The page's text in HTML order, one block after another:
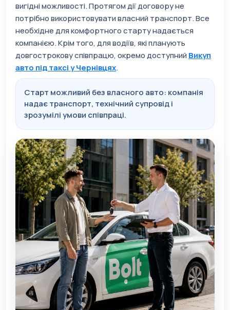
вигідні можливості. Протягом дії договору не
потрібно використовувати власний транспорт. Все
необхідне для комфортного старту надається
компанією. Крім того, для водіїв, які планують
довгострокову співпрацю, окремо доступний Викуп
авто під таксі у Чернівцях.
Старт можливий без власного авто: компанія
надає транспорт, технічний супровід і
зрозумілі умови співпраці.